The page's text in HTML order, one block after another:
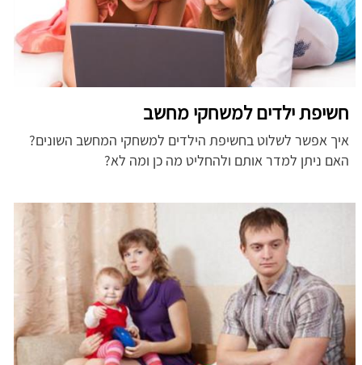
חשיפת ילדים למשחקי מחשב
איך אפשר לשלוט בחשיפת הילדים למשחקי המחשב השונים?
האם ניתן למדר אותם ולהחליט מה כן ומה לא?